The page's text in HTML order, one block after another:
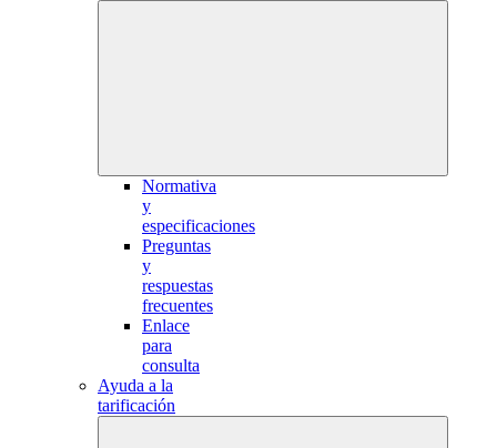
Normativa
y
especificaciones
Preguntas
y
respuestas
frecuentes
Enlace
para
consulta
Ayuda a la
tarificación